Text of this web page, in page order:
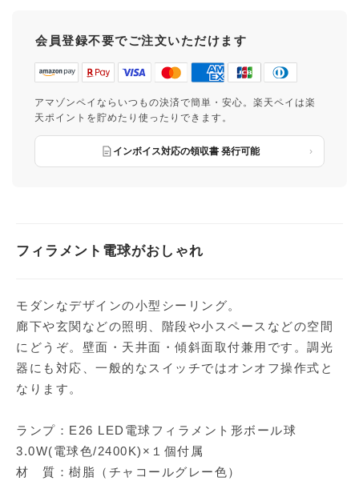
会員登録不要でご注文いただけます
アマゾンペイならいつもの決済で簡単・安心。楽天ペイは楽
天ポイントを貯めたり使ったりできます。
インボイス対応の領収書 発行可能
フィラメント電球がおしゃれ
モダンなデザインの小型シーリング。
廊下や玄関などの照明、階段や小スペースなどの空間
にどうぞ。壁面・天井面・傾斜面取付兼用です。調光
器にも対応、一般的なスイッチではオンオフ操作式と
なります。
ランプ：E26 LED電球フィラメント形ボール球
3.0W(電球色/2400K)×１個付属
材 質：樹脂（チャコールグレー色）